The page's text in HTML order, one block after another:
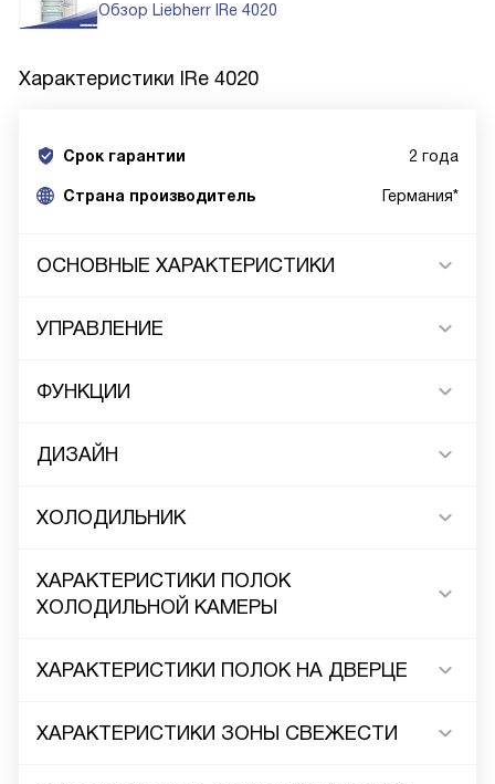
Обзор Liebherr IRe 4020
Характеристики IRe 4020
Срок гарантии 2 года
Cтрана производитель Германия*
ОСНОВНЫЕ ХАРАКТЕРИСТИКИ
УПРАВЛЕНИЕ
ФУНКЦИИ
ДИЗАЙН
ХОЛОДИЛЬНИК
ХАРАКТЕРИСТИКИ ПОЛОК
ХОЛОДИЛЬНОЙ КАМЕРЫ
ХАРАКТЕРИСТИКИ ПОЛОК НА ДВЕРЦЕ
ХАРАКТЕРИСТИКИ ЗОНЫ СВЕЖЕСТИ